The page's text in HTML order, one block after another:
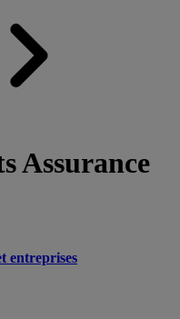
Assurance
entreprises